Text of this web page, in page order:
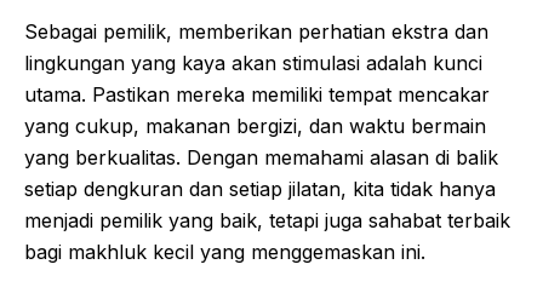
Sebagai pemilik, memberikan perhatian ekstra dan
lingkungan yang kaya akan stimulasi adalah kunci
utama. Pastikan mereka memiliki tempat mencakar
yang cukup, makanan bergizi, dan waktu bermain
yang berkualitas. Dengan memahami alasan di balik
setiap dengkuran dan setiap jilatan, kita tidak hanya
menjadi pemilik yang baik, tetapi juga sahabat terbaik
bagi makhluk kecil yang menggemaskan ini.